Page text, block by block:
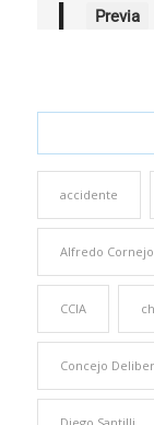
accidente
Alfredo Cornejo
CCIA
Concejo